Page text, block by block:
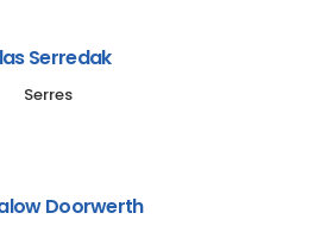
Serredak
Serres
Doorwerth